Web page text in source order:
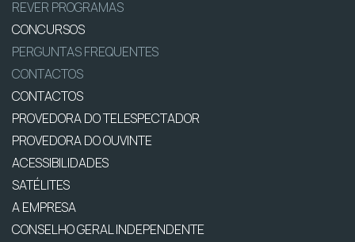
REVER PROGRAMAS
CONCURSOS
PERGUNTAS FREQUENTES
CONTACTOS
CONTACTOS
PROVEDORA DO TELESPECTADOR
PROVEDORA DO OUVINTE
ACESSIBILIDADES
SATÉLITES
A EMPRESA
CONSELHO GERAL INDEPENDENTE